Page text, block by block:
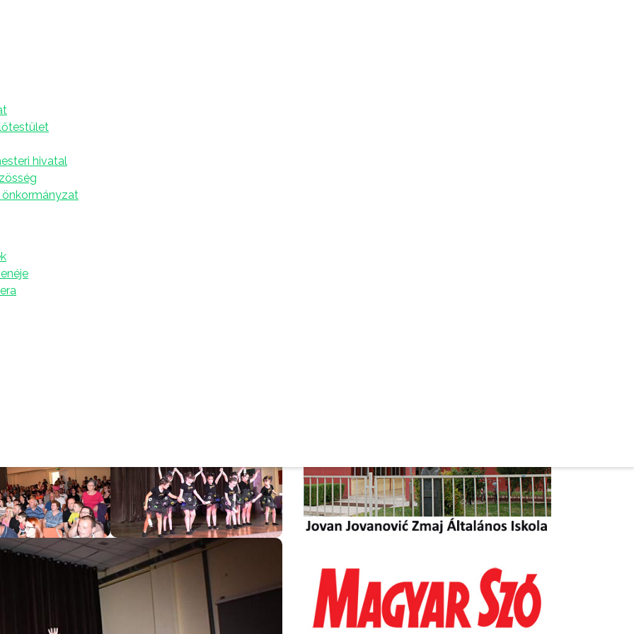
hivatal
önkormányzat
a Zvezdice tánccsoport
tartotta szokásos idényzáró
korosztályban 100 kislány lépett fel. A
láthatott, amelyet ezúttal is a színes koreográfia
versenyre is eljutottunk. Törökbecsén az
dance kategóriában, a lányok a produkcióért
részvételt nyert az isztambuli rangos
ahol a Párduc és Bond − Az ördögi kör című
elnyerte a zsűri különdíját, és ingyenes
versenyen. A harmadik sikert Verbászról hoztuk,
be a közönségnek. Az eredmény 8 arany,
este láthatta az összes díjazott produkciót,
az év folyamán a különböző korosztály
Lehet, éppen ezért állítja a közönség azt, hogy a mi
rájuk, és csak gratulálni tudok azért, amiért ma